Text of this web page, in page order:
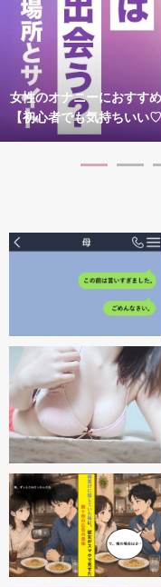
女性のオナニーにおすす
【初心者でも気持ちいい♡